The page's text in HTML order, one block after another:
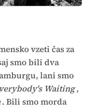
vzeti čas za
smo bili dva
lani smo
Waiting,
. Bili smo morda